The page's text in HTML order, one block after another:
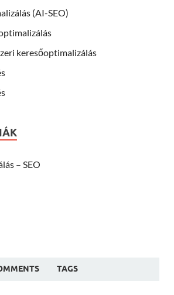
(AI-SEO)
keresőoptimalizálás
– SEO
TAGS